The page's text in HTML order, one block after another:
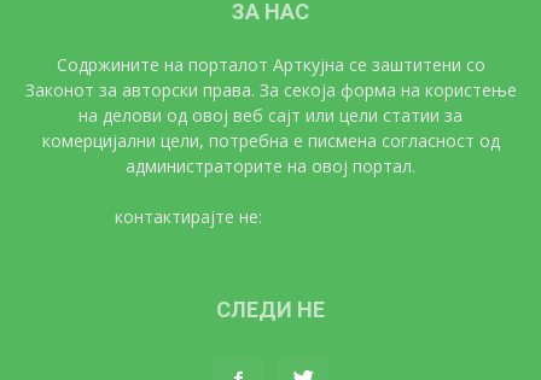
ЗА НАС
Содржините на порталот Арткујна се заштитени со
Законот за авторски права. За секоја форма на користење
на делови од овој веб сајт или цели статии за
комерцијални цели, потребна е писмена согласност од
администраторите на овој портал.
контактирајте не:
СЛЕДИ НЕ